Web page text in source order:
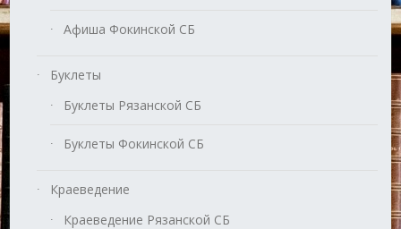
Афиша Фокинской СБ
Буклеты
Буклеты Рязанской СБ
Буклеты Фокинской СБ
Краеведение
Краеведение Рязанской СБ